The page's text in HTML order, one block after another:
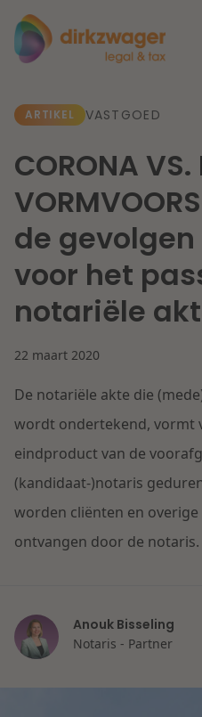
Expertises
Fiscaal
Arbeid & Pensioen
IT & Privacy
IE & Innovatie
Herstructurering &
Energie
Zorg & Sociaal domein
Overheid & Omgeving
Dichtbij de kansen en
woningbouw
Artikelen
Klantcases
Events
Specialisten
Over ons
Internationale partners
Nieuws
Werken bij
Contact
Nederlands
ARTIKEL VASTGOED
CORONA VS.
de
voor het
notariële
22 maart 2020
De notariële akte die
wordt ondertekend, vormt
eindproduct van de
(kandidaat-)notaris
worden cliënten en
ontvangen door de notaris.
Anouk Bisseling
Notaris - Partner